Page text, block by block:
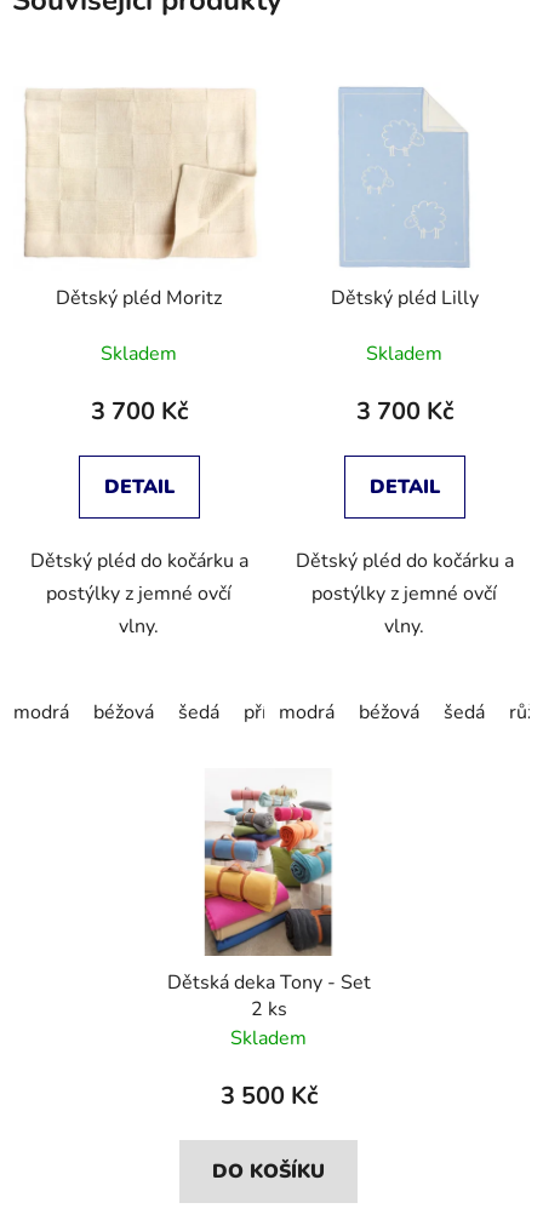
Dětský pléd Moritz
Skladem
3 700 Kč
DETAIL
Dětský pléd do kočárku a
postýlky z jemné ovčí
vlny.
modrá béžová šedá přírodní růžová
Dětský pléd Lilly
Skladem
3 700 Kč
DETAIL
Dětský pléd do kočárku a
postýlky z jemné ovčí
vlny.
modrá béžová šedá
Dětská deka Tony - Set
2 ks
Skladem
3 500 Kč
DO KOŠÍKU